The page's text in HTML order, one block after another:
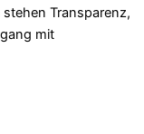
Transparenz,
mit